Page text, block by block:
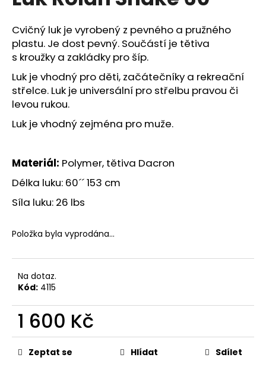
z
5
hvězdiček.
Cvičný luk je vyrobený z pevného a pružného
plastu. Je dost pevný. Součástí je tětiva
s kroužky a zakládky pro šíp.
Luk je vhodný pro děti, začátečníky a rekreační
střelce. Luk je universální pro střelbu pravou či
levou rukou.
Luk je vhodný zejména pro muže.
Materiál: Polymer, tětiva Dacron
Délka luku: 60´´ 153 cm
Síla luku: 26 lbs
Položka byla vyprodána…
Na dotaz.
Kód: 4115
1 600 Kč
Měrná
cena:Zeptat se Hlídat Sdílet
j
í
t
?
D
o
o
r
u
u
e
m
e